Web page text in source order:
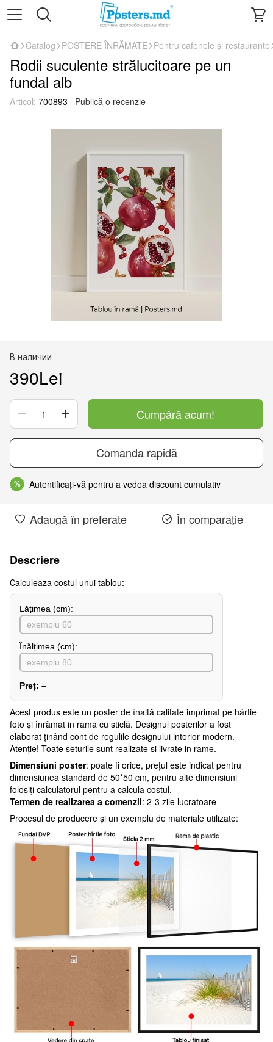
Catalog POSTERE ÎNRĂMATE Pentru cafenele și restaurante
Rodii suculente strălucitoare pe un
fundal alb
Articol: 700893 Publică o recenzie
В наличии
390Lei
Cumpără acum!
Comanda rapidă
% Autentificați-vă pentru a vedea discount cumulativ
Adaugă în preferate În comparație
Descriere
Сalculeaza costul unui tablou:
Lățimea (сm):
Înălțimea (cm):
Preț: –
Acest produs este un poster de înaltă calitate imprimat pe hârtie
foto și înrămat in rama cu sticlă. Designul posterilor a fost
elaborat ținând cont de regulile designului interior modern.
Atenţie! Toate seturile sunt realizate si livrate in rame.
Dimensiuni poster: poate fi orice, prețul este indicat pentru
dimensiunea standard de 50*50 cm, pentru alte dimensiuni
folosiți calculatorul pentru a calcula costul.
Termen de realizarea a comenzii: 2-3 zile lucratoare
Procesul de producere și un exemplu de materiale utilizate: